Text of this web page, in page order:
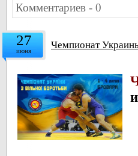
Комментариев - 0
27
июня Чемпионат